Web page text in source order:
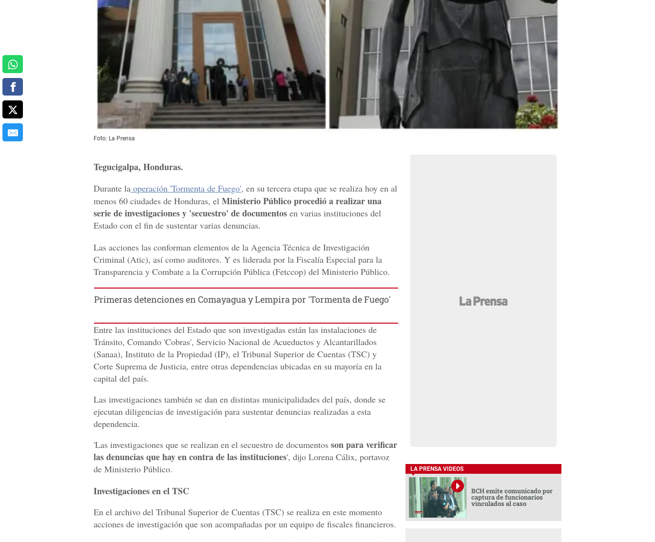
Foto: La Prensa
Tegucigalpa, Honduras.
Durante la operación 'Tormenta de Fuego', en su tercera etapa que se realiza hoy en al
menos 60 ciudades de Honduras, el Ministerio Público procedió a realizar una
serie de investigaciones y 'secuestro' de documentos en varias instituciones del
Estado con el fin de sustentar varias denuncias.
Las acciones las conforman elementos de la Agencia Técnica de Investigación
Criminal (Atic), así como auditores. Y es liderada por la Fiscalía Especial para la
Transparencia y Combate a la Corrupción Pública (Fetccop) del Ministerio Público.
Primeras detenciones en Comayagua y Lempira por 'Tormenta de Fuego'
Entre las instituciones del Estado que son investigadas están las instalaciones de
Tránsito, Comando 'Cobras', Servicio Nacional de Acueductos y Alcantarillados
(Sanaa), Instituto de la Propiedad (IP), el Tribunal Superior de Cuentas (TSC) y
Corte Suprema de Justicia, entre otras dependencias ubicadas en su mayoría en la
capital del país.
Las investigaciones también se dan en distintas municipalidades del país, donde se
ejecutan diligencias de investigación para sustentar denuncias realizadas a esta
dependencia.
'Las investigaciones que se realizan en el secuestro de documentos son para verificar
las denuncias que hay en contra de las instituciones', dijo Lorena Cálix, portavoz
de Ministerio Público.
Investigaciones en el TSC
En el archivo del Tribunal Superior de Cuentas (TSC) se realiza en este momento
acciones de investigación que son acompañadas por un equipo de fiscales financieros.
LA PRENSA VIDEOS
BCH emite comunicado por
captura de funcionarios
vinculados al caso